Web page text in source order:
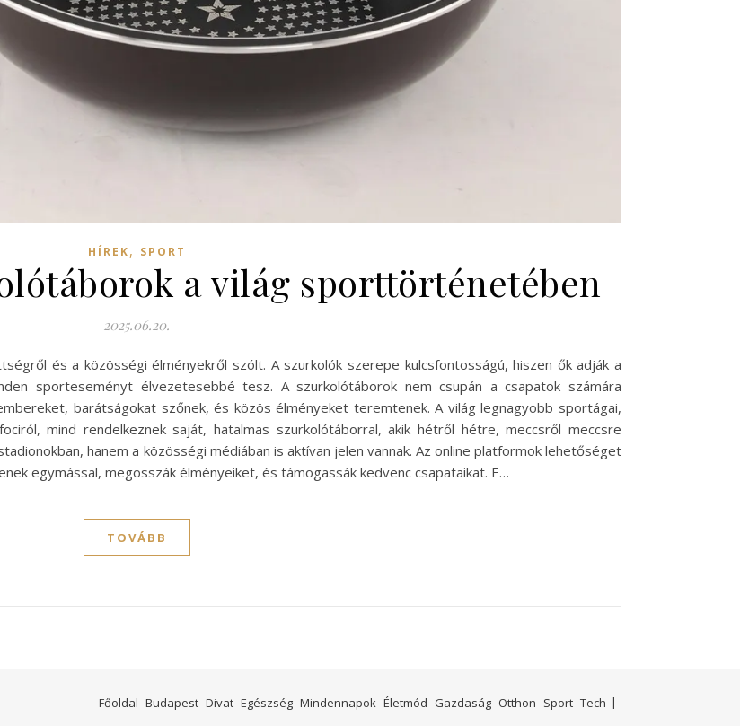
HÍREK, SPORT
a világ sporttörténetében
2025.06.20.
és a közösségi élményekről szólt. A szurkolók szerepe kulcsfontosságú, hiszen ők adják a
sporteseményt élvezetesebbé tesz. A szurkolótáborok nem csupán a csapatok számára
barátságokat szőnek, és közös élményeket teremtenek. A világ legnagyobb sportágai,
mind rendelkeznek saját, hatalmas szurkolótáborral, akik hétről hétre, meccsről meccsre
hanem a közösségi médiában is aktívan jelen vannak. Az online platformok lehetőséget
egymással, megosszák élményeiket, és támogassák kedvenc csapataikat. E…
TOVÁBB
Főoldal Budapest Divat Egészség Mindennapok Életmód Gazdaság Otthon Sport Tech